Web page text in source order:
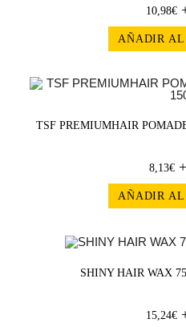
10,98€
AÑADIR AL
TSF PREMIUMHAIR
8,13€
AÑADIR AL
SHINY HAIR WAX
15,24€